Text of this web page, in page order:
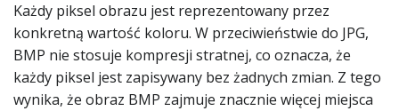
Każdy piksel obrazu jest reprezentowany przez
konkretną wartość koloru. W przeciwieństwie do JPG,
BMP nie stosuje kompresji stratnej, co oznacza, że
każdy piksel jest zapisywany bez żadnych zmian. Z tego
wynika, że obraz BMP zajmuje znacznie więcej miejsca